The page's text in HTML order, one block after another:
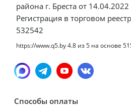
района г. Бреста от 14.04.2022
Регистрация в торговом
532542
https://www.q5.by4.8 из5 на основе
Способы оплаты